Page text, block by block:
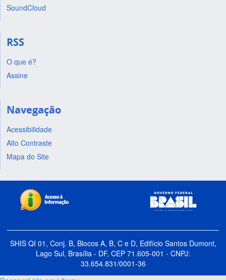
SoundCloud
RSS
O que é?
Assine
Navegação
Acessibilidade
Alto Contraste
Mapa do Site
SHIS QI 01, Conj. B, Blocos A, B, C e D, Edifício Santos Dumont,
Lago Sul, Brasília - DF, CEP 71.605-001 - CNPJ:
33.654.831/0001-36